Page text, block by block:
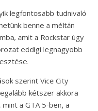
legfontosabb tudnivaló
benne a méltán
amit a Rockstar úgy
eddigi legnagyobb
szerint Vice City
kétszer akkora
a GTA 5-ben, a